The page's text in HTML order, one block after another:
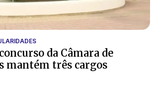
da Câmara de
mantém três cargos